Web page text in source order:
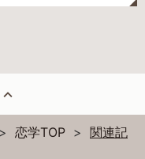
恋学TOP
関連記